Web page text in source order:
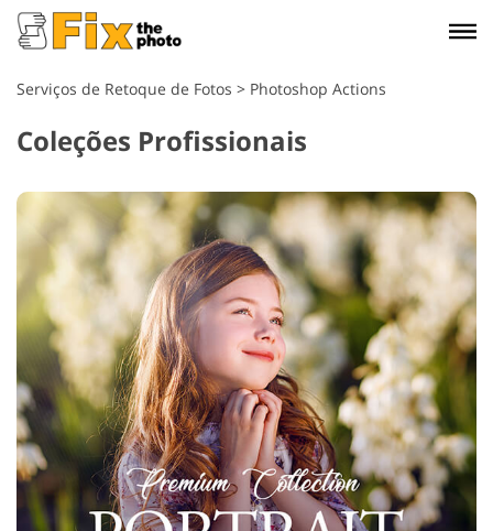
Serviços de Retoque de Fotos > Photoshop Actions
Coleções Profissionais